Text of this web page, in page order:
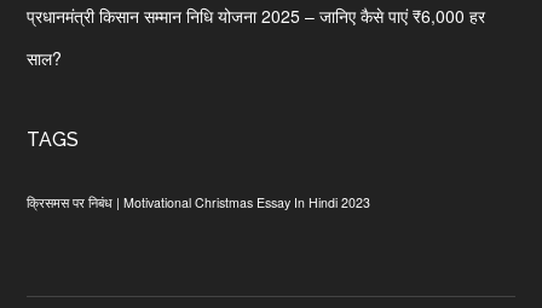
प्रधानमंत्री किसान सम्मान निधि योजना 2025 – जानिए कैसे पाएं ₹6,000 हर
साल?
TAGS
क्रिसमस पर निबंध | Motivational Christmas Essay In Hindi 2023